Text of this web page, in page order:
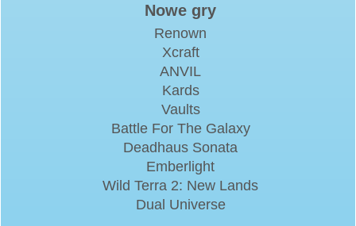
Nowe gry
Renown
Xcraft
ANVIL
Kards
Vaults
Battle For The Galaxy
Deadhaus Sonata
Emberlight
Wild Terra 2: New Lands
Dual Universe